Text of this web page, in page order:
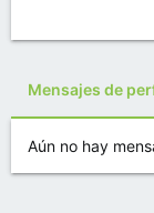
Mensajes de
Aún no hay